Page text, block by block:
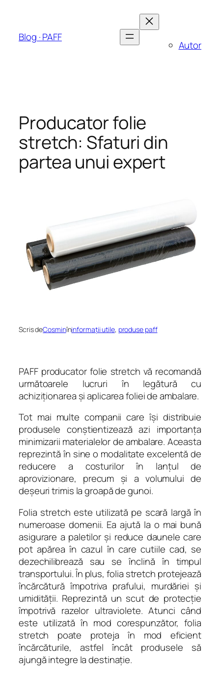
conținut
Blog · PAFF
Autor
Producator folie
stretch: Sfaturi din
partea unui expert
Scris deCosminîninformații utile, produse paff
PAFF producator folie stretch vă recomandă
următoarele lucruri în legătură cu
achiziționarea și aplicarea foliei de ambalare.
Tot mai multe companii care își distribuie
produsele conștientizează azi importanța
minimizarii materialelor de ambalare. Aceasta
reprezintă în sine o modalitate excelentă de
reducere a costurilor în lanțul de
aprovizionare, precum și a volumului de
deșeuri trimis la groapă de gunoi.
Folia stretch este utilizată pe scară largă în
numeroase domenii. Ea ajută la o mai bună
asigurare a paletilor și reduce daunele care
pot apărea în cazul în care cutiile cad, se
dezechilibrează sau se înclină în timpul
transportului. În plus, folia stretch protejează
încărcătură împotriva prafului, murdăriei și
umidității. Reprezintă un scut de protecție
împotrivă razelor ultraviolete. Atunci când
este utilizată în mod corespunzător, folia
stretch poate proteja în mod eficient
încărcăturile, astfel încât produsele să
ajungă integre la destinație.